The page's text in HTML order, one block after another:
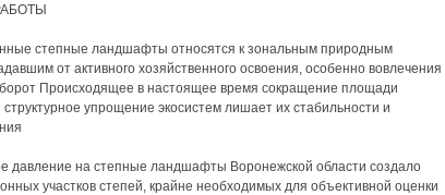
степные ландшафты относятся к зональным природным
от активного хозяйственного освоения, особенно вовлечения
Происходящее в настоящее время сокращение площади
упрощение экосистем лишает их стабильности и
давление на степные ландшафты Воронежской области создало
участков степей, крайне необходимых для объективной оценки